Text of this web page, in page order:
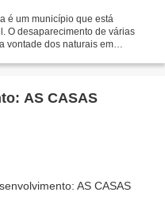
é um município que está
O desaparecimento de várias
vontade dos naturais em
AS CASAS